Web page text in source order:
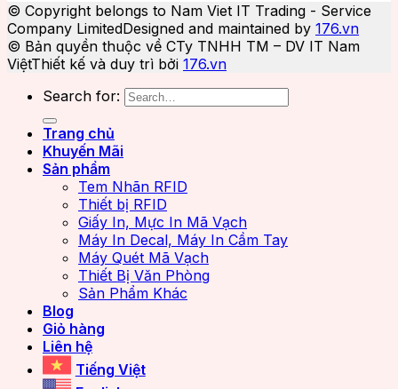
© Copyright belongs to Nam Viet IT Trading - Service
Company LimitedDesigned and maintained by 176.vn
© Bản quyền thuộc về CTy TNHH TM – DV IT Nam
ViệtThiết kế và duy trì bởi 176.vn
Search for:
Trang chủ
Khuyến Mãi
Sản phẩm
Tem Nhãn RFID
Thiết bị RFID
Giấy In, Mực In Mã Vạch
Máy In Decal, Máy In Cầm Tay
Máy Quét Mã Vạch
Thiết Bị Văn Phòng
Sản Phẩm Khác
Blog
Giỏ hàng
Liên hệ
Tiếng Việt